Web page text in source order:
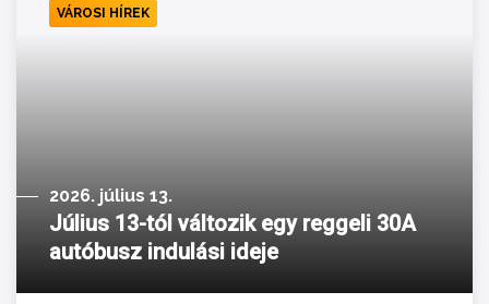
VÁROSI HÍREK
2026. július 13.
Július 13-tól változik egy reggeli 30A
autóbusz indulási ideje